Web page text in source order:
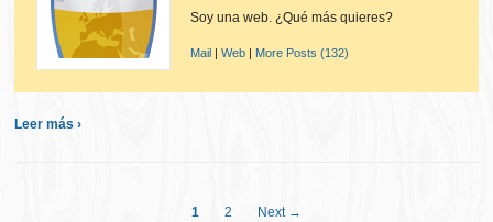
Soy una web. ¿Qué más quieres?
Mail |Web | More Posts (132)
Leer más ›
1 2 Next →